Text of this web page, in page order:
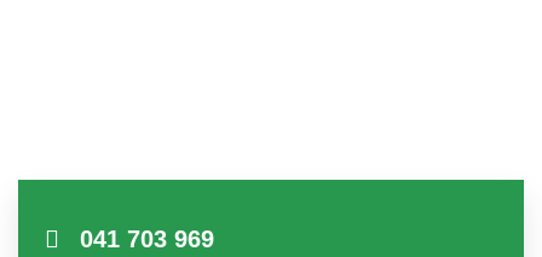
041 703 969